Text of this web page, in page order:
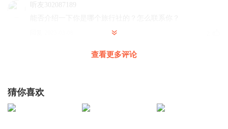
听友302087189
一个普通的新疆人回复 @ 欢迎来新疆！！！
查看更多评论
猜你喜欢